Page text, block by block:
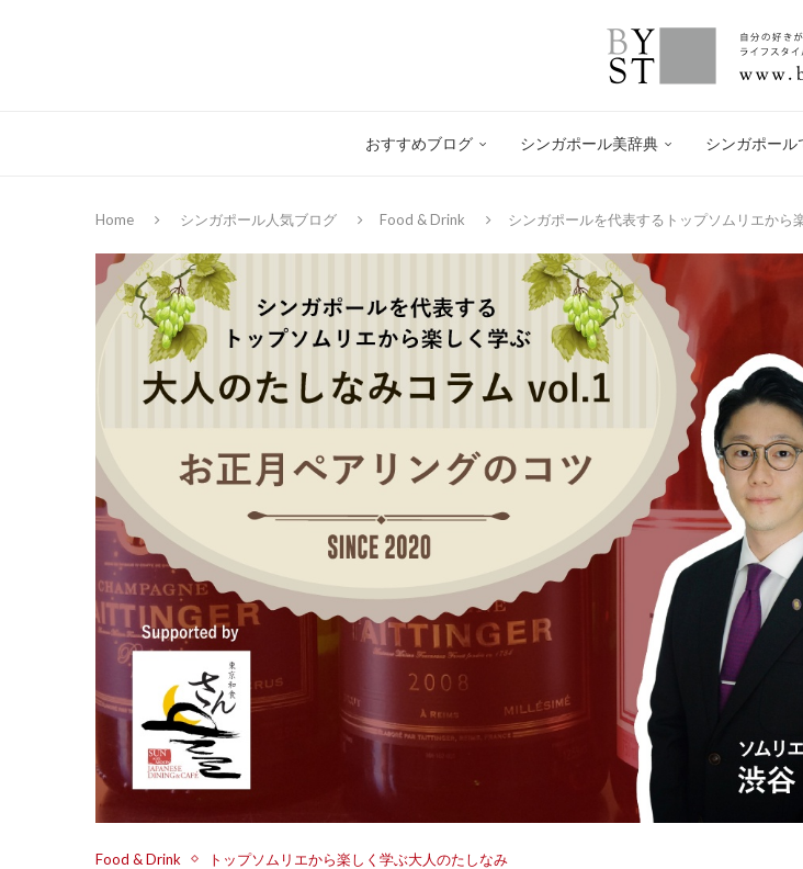
おすすめブログ シンガポール美辞典 シンガポール
Home シンガポール人気ブログ Food & Drink シンガポールを代表するトップソムリエか
Food & Drink トップソムリエから楽しく学ぶ大人のたしなみ